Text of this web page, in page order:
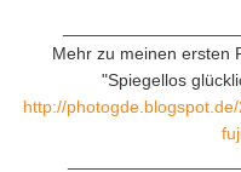
Mehr zu meinen ersten
"Spiegellos
http://